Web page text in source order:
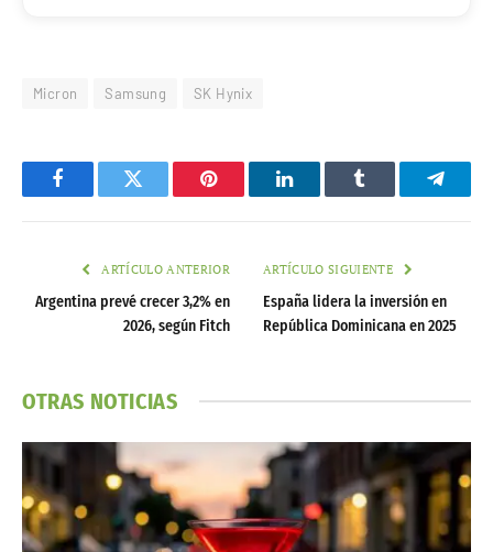
Micron Samsung SK Hynix
FacebookTwitter Pinterest LinkedInTumblr
ARTÍCULO ANTERIOR
Argentina prevé crecer 3,2% en
2026, según Fitch
ARTÍCULO SIGUIENTE
España lidera la inversión en
República Dominicana en 2025
OTRAS NOTICIAS